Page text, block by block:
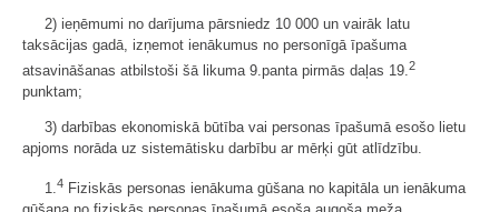
2) ieņēmumi no darījuma pārsniedz 10 000 un vairāk latu
taksācijas gadā, izņemot ienākumus no personīgā īpašuma
atsavināšanas atbilstoši šā likuma 9.panta pirmās daļas 19. 2
punktam;
3) darbības ekonomiskā būtība vai personas īpašumā esošo lietu
apjoms norāda uz sistemātisku darbību ar mērķi gūt atlīdzību.
1.4 Fiziskās personas ienākuma gūšana no kapitāla un ienākuma